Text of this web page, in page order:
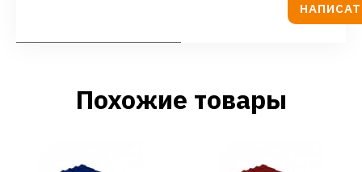
Похожие товары